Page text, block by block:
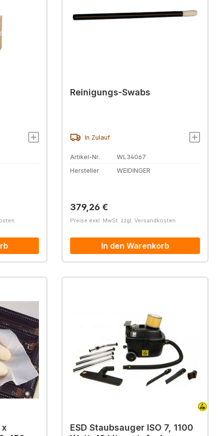
Reinigungs-Swabs
In Zulauf
Artikel-Nr.
WL34067
Hersteller
WEIDINGER
Regulärer Preis:
379,26 €
Preise exkl. MwSt. zzgl. Versandkosten
In den Warenkorb
ESD Staubsauger ISO 7, 1100